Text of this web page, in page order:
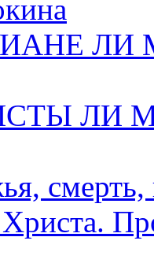
ЛИ
ЛИ
смерть,
Христа.